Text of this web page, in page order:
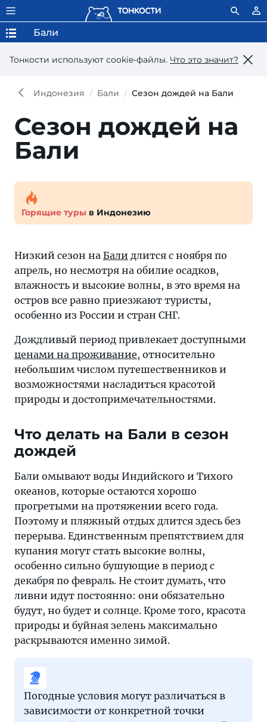
Тонкости используют сookie-файлы. Что это значит?
Бали
Индонезия Бали Сезон дождей на Бали
Сезон дождей на
Бали
Горящие туры в Индонезию
Низкий сезон на Бали длится с ноября по
апрель, но несмотря на обилие осадков,
влажность и высокие волны, в это время на
остров все равно приезжают туристы,
особенно из России и стран СНГ.
Дождливый период привлекает доступными
ценами на проживание, относительно
небольшим числом путешественников и
возможностями насладиться красотой
природы и достопримечательностями.
Что делать на Бали в сезон
дождей
Бали омывают воды Индийского и Тихого
океанов, которые остаются хорошо
прогретыми на протяжении всего года.
Поэтому и пляжный отдых длится здесь без
перерыва. Единственным препятствием для
купания могут стать высокие волны,
особенно сильно бушующие в период с
декабря по февраль. Не стоит думать, что
ливни идут постоянно: они обязательно
будут, но будет и солнце. Кроме того, красота
природы и буйная зелень максимально
раскрываются именно зимой.
Погодные условия могут различаться в
зависимости от конкретной точки